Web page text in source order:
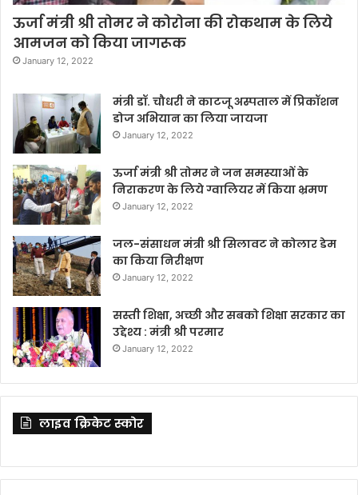
ऊर्जा मंत्री श्री तोमर ने कोरोना की रोकथाम के लिये
आमजन को किया जागरूक
January 12, 2022
मंत्री डॉ. चौधरी ने काटजू अस्पताल में प्रिकॉशन
डोज अभियान का लिया जायजा
January 12, 2022
ऊर्जा मंत्री श्री तोमर ने जन समस्याओं के
निराकरण के लिये ग्वालियर में किया भ्रमण
January 12, 2022
जल-संसाधन मंत्री श्री सिलावट ने कोलार डेम
का किया निरीक्षण
January 12, 2022
सस्ती शिक्षा, अच्छी और सबको शिक्षा सरकार का
उद्देश्य : मंत्री श्री परमार
January 12, 2022
लाइव क्रिकेट स्कोर